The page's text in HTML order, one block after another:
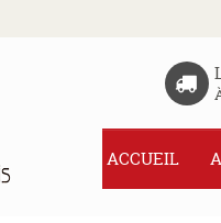
ACCUEIL